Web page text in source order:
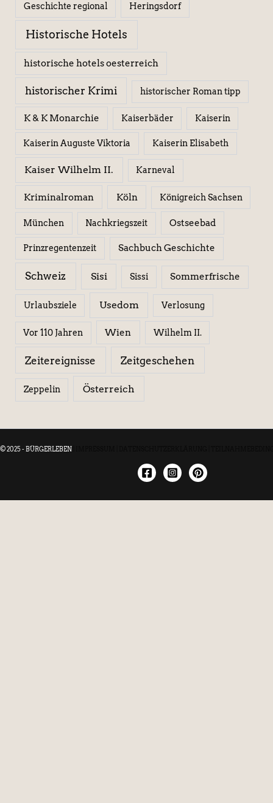
Geschichte regional Heringsdorf
Historische Hotels
historische hotels oesterreich
historischer Krimi historischer Roman tipp
K & K Monarchie Kaiserbäder Kaiserin
Kaiserin Auguste Viktoria Kaiserin Elisabeth
Kaiser Wilhelm II. Karneval
Kriminalroman Köln Königreich Sachsen
München Nachkriegszeit Ostseebad
Prinzregentenzeit Sachbuch Geschichte
Schweiz Sisi Sissi Sommerfrische
Urlaubsziele Usedom Verlosung
Vor 110 Jahren Wien Wilhelm II.
Zeitereignisse Zeitgeschehen
Zeppelin Österreich
© 2025 - BÜRGERLEBEN